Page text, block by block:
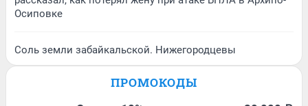
Осиповке
Соль земли забайкальской. Нижегородцевы
ПРОМОКОДЫ